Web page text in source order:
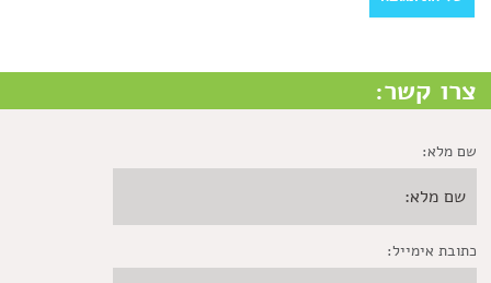
צרו קשר:
שם מלא:
כתובת אימייל: